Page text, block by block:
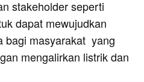
stakeholder seperti
dapat mewujudkan
bagi masyarakat yang
mengalirkan listrik dan